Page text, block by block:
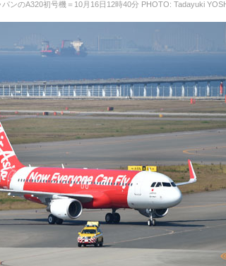
ンのA320初号機＝10月16日12時40分 PHOTO: Tadayuki